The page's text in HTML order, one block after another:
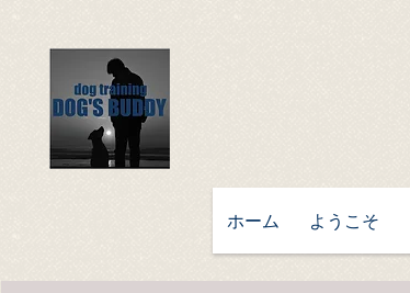
ホーム ようこそ